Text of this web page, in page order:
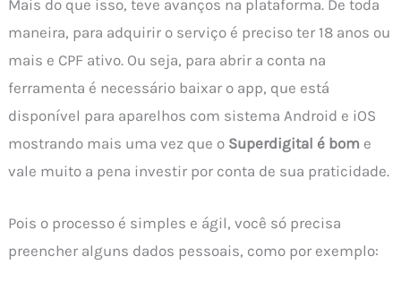
Mais do que isso, teve avanços na plataforma. De toda
maneira, para adquirir o serviço é preciso ter 18 anos ou
mais e CPF ativo. Ou seja, para abrir a conta na
ferramenta é necessário baixar o app, que está
disponível para aparelhos com sistema Android e iOS
mostrando mais uma vez que o Superdigital é bom e
vale muito a pena investir por conta de sua praticidade.
Pois o processo é simples e ágil, você só precisa
preencher alguns dados pessoais, como por exemplo: